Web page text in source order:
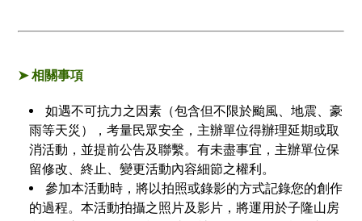
➤ ​相關事項
如遇不可抗力之因素（包含但不限於颱風、地震、豪
雨等天災），考量民眾安全，主辦單位得辦理延期或取
消活動，並提前公告及聯繫。有未盡事宜，主辦單位保
留修改、終止、變更活動內容細節之權利。
參加本活動時，將以拍照或錄影的方式記錄您的創作
的過程。本活動拍攝之照片及影片，將運用於子隆山房